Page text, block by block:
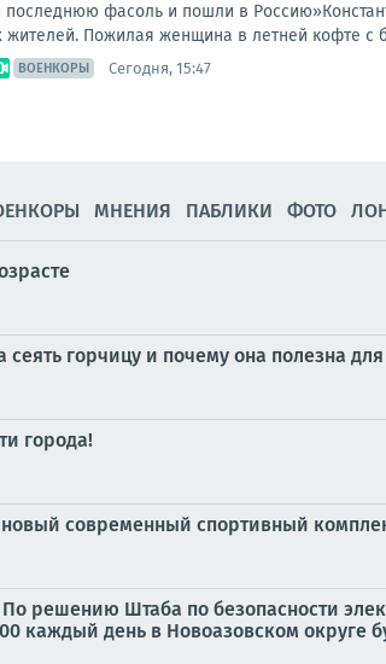
фасоль и пошли в
жителей. Пожилая женщина в летней кофте с
ВОЕНКОРЫ Сегодня, 15:47
МНЕНИЯ ПАБЛИКИ ФОТО
сеять горчицу и почему она полезна
города!
современный спортивный
решению Штаба по безопасности
каждый день в Новоазовском округе